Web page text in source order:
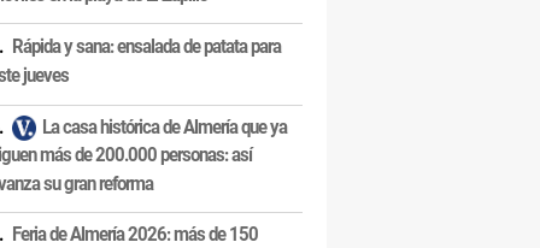
Rápida y sana: ensalada de patata para
jueves
La casa histórica de Almería que ya
más de 200.000 personas: así
su gran reforma
Feria de Almería 2026: más de 150